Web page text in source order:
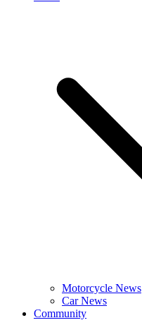
Motorcycle News
Car News
Community